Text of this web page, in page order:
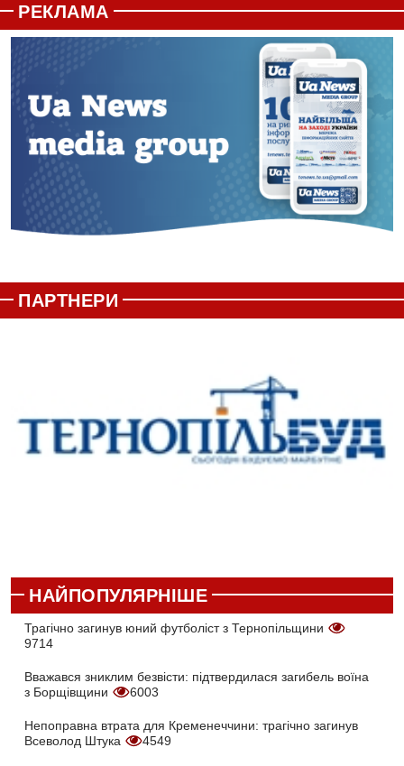
РЕКЛАМА
ПАРТНЕРИ
НАЙПОПУЛЯРНІШЕ
Трагічно загинув юний футболіст з Тернопільщини
9714
Вважався зниклим безвісти: підтвердилася загибель воїна
з Борщівщини
6003
Непоправна втрата для Кременеччини: трагічно загинув
Всеволод Штука
4549